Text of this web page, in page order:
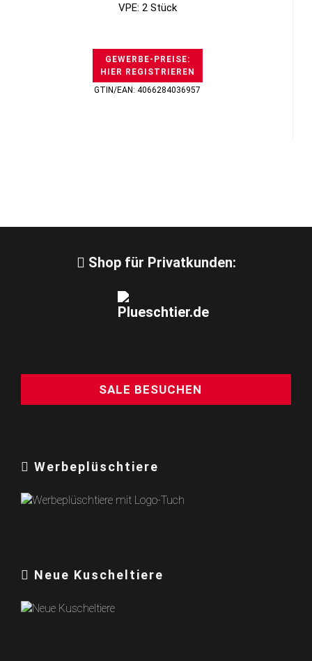
VPE: 2 Stück
GEWERBE-PREISE:
HIER REGISTRIEREN
GTIN/EAN: 4066284036957
Shop für Privatkunden:
SALE BESUCHEN
Werbeplüschtiere
Neue Kuscheltiere